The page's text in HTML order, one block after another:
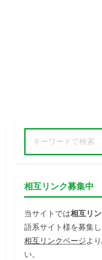
相互リンク募集中
当サイトでは相互リ
語系サイト様を募集
相互リンクページよ
い。